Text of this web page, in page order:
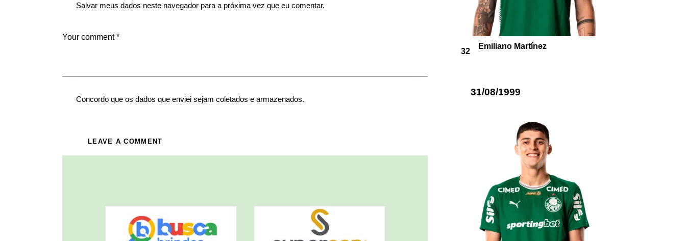
Salvar meus dados neste navegador para a próxima vez que eu comentar.
Concordo que os dados que enviei sejam coletados e armazenados.
32
Emiliano Martínez
31/08/1999